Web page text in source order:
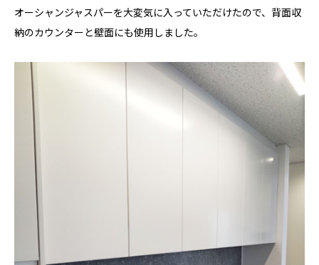
オーシャンジャスパーを大変気に入っていただけたので、背面収
納のカウンターと壁面にも使用しました。